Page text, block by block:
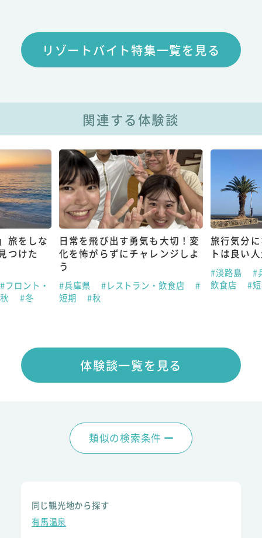
リゾートバイト特集一覧を見る
関連する体験談
旅をしな
つけた
#フロント・
#冬
日常を飛び出す勇気も大切！変
化を怖がらずにチャレンジしよ
う
#兵庫県 #レストラン・飲食店
#
短期
#秋
旅行気分
トは良い
#淡路島
#
飲食店
#
体験談一覧を見る
類似の検索条件
同じ観光地から探す
有馬温泉